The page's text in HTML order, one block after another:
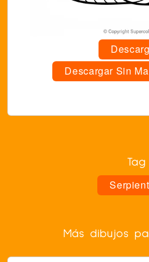
Descargar Sin
Tag
Más dibujos